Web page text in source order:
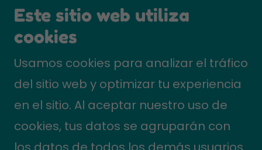
Copyright © 2018 Amigo de viajes
Mayorista de Turismo S.A.S - NIT
Todos los derechos reservados.
Nuestras experiencias
Este sitio web utiliza
cookies
Usamos cookies para analizar el tráfico
del sitio web y optimizar tu experiencia
en el sitio. Al aceptar nuestro uso de
cookies, tus datos se agruparán con